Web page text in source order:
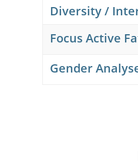
Diversity /
Focus Active
Gender